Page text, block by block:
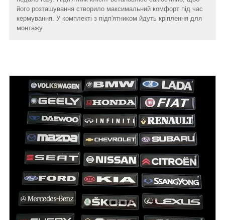
його розташування створило максимальний комфорт під час
кермування. У комплекті з підп'ятником йдуть кріплення для
монтажу.